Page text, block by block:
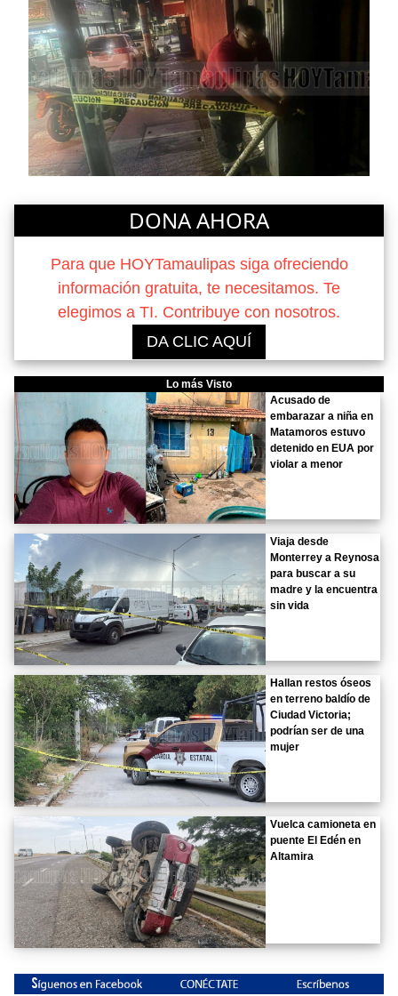
DONA AHORA
Para que HOYTamaulipas siga ofreciendo
información gratuita, te necesitamos. Te
elegimos a TI. Contribuye con nosotros.
DA CLIC AQUÍ
Lo más Visto
Acusado de
embarazar a niña en
Matamoros estuvo
detenido en EUA por
violar a menor
Viaja desde
Monterrey a Reynosa
para buscar a su
madre y la encuentra
sin vida
Hallan restos óseos
en terreno baldío de
Ciudad Victoria;
podrían ser de una
mujer
Vuelca camioneta en
puente El Edén en
Altamira